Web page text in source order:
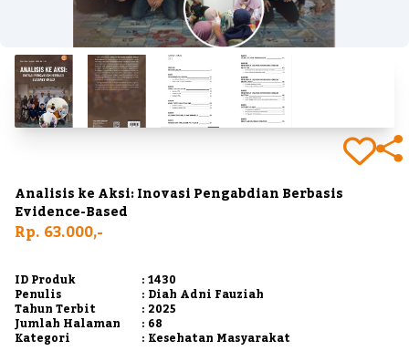
Analisis ke Aksi: Inovasi Pengabdian Berbasis
Evidence-Based
Rp. 63.000,-
ID Produk
Penulis
Tahun Terbit
Jumlah Halaman
Kategori
: 1430
: Diah Adni Fauziah
: 2025
: 68
: Kesehatan Masyarakat